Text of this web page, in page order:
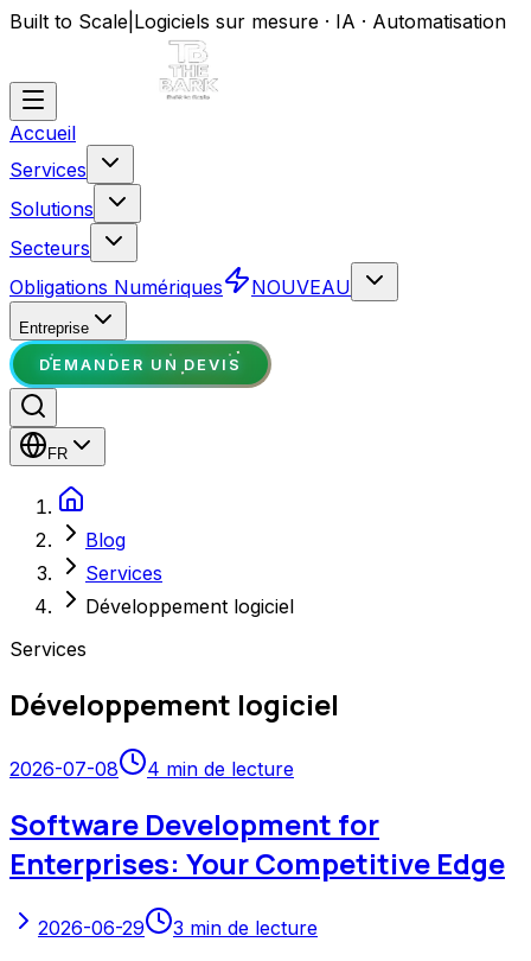
Built to Scale Logiciels sur mesure · IA · Automatisation
Accueil
Services
Solutions
Secteurs
Obligations Numériques
NOUVEAU
Entreprise
DEMANDER UN DEVIS
FR
Blog
Services
Développement logiciel
Services
Développement logiciel
2026-07-08 4 min de lecture
Software Development for
Enterprises: Your Competitive Edge
2026-06-29 3 min de lecture